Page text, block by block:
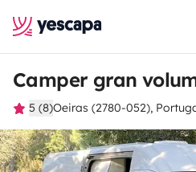
Camper gran
5 (8)Oeiras (2780-052),